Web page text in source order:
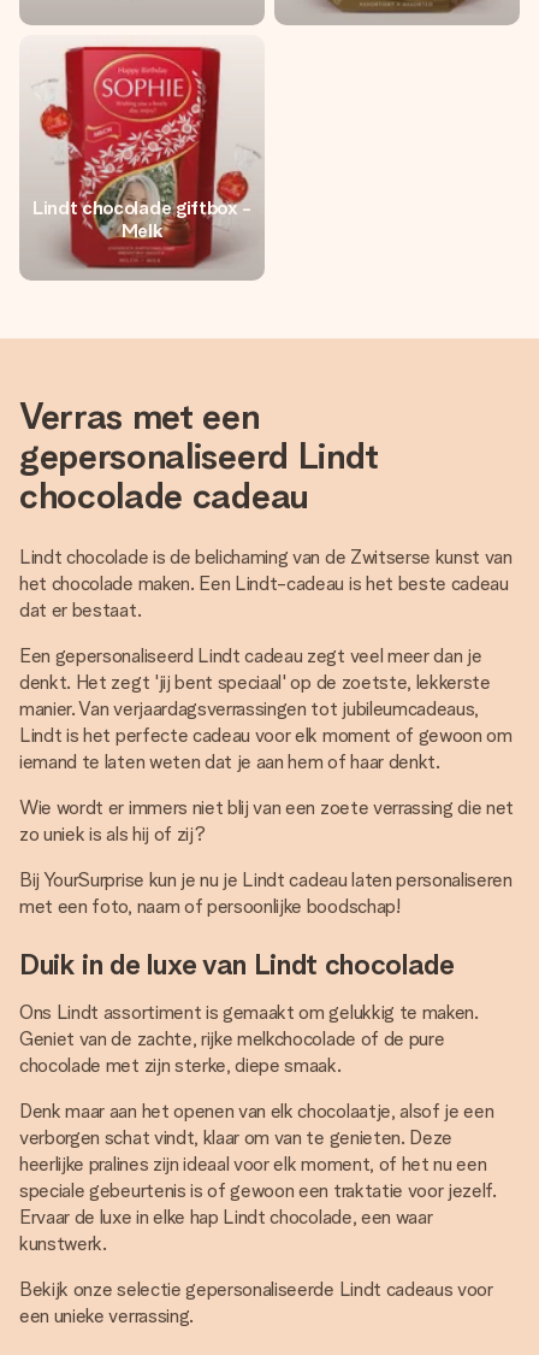
Lindt chocolade giftbox -
Melk
Verras met een
gepersonaliseerd Lindt
chocolade cadeau
Lindt chocolade is de belichaming van de Zwitserse kunst van
het chocolade maken. Een Lindt-cadeau is het beste cadeau
dat er bestaat.
Een gepersonaliseerd Lindt cadeau zegt veel meer dan je
denkt. Het zegt 'jij bent speciaal' op de zoetste, lekkerste
manier. Van verjaardagsverrassingen tot jubileumcadeaus,
Lindt is het perfecte cadeau voor elk moment of gewoon om
iemand te laten weten dat je aan hem of haar denkt.
Wie wordt er immers niet blij van een zoete verrassing die net
zo uniek is als hij of zij?
Bij YourSurprise kun je nu je Lindt cadeau laten personaliseren
met een foto, naam of persoonlijke boodschap!
Duik in de luxe van Lindt chocolade
Ons Lindt assortiment is gemaakt om gelukkig te maken.
Geniet van de zachte, rijke melkchocolade of de pure
chocolade met zijn sterke, diepe smaak.
Denk maar aan het openen van elk chocolaatje, alsof je een
verborgen schat vindt, klaar om van te genieten. Deze
heerlijke pralines zijn ideaal voor elk moment, of het nu een
speciale gebeurtenis is of gewoon een traktatie voor jezelf.
Ervaar de luxe in elke hap Lindt chocolade, een waar
kunstwerk.
Bekijk onze selectie gepersonaliseerde Lindt cadeaus voor
een unieke verrassing.